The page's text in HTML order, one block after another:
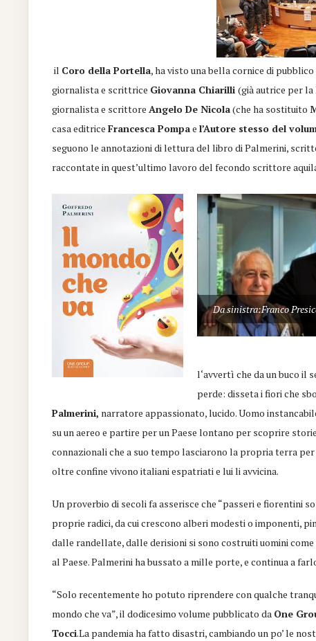
il Coro della Portella, ha visto una bella cornice di
giornalista e scrittrice Giovanna Chiarilli (già autrice per la
giornalista e scrittoreAngelo De Nicola(che ha sostituito
casaeditriceFrancesca Pompael’Autore stesso del
seguono le annotazioni di lettura del libro di Palmerini,
raccontate in quest’ultimo lavoro delfecondo scrittore
Da sinistra:Franco
l‘avvertì che da un buco il
perde: disseta i fiori che
Palmerini, narratore appassionato, lucido. Uomo
su un aereo e partire per un Paese lontano per scoprire
connazionali che a suo tempo lasciarono la propria terra
oltre confine vivono italianiespatriatie lui li avvicina.
Un proverbio di secoli fa asserisce che “passeri e fiorentini
proprie radici, da cui crescono alberi modesti o imponenti,
dalle randellate, dalle derisioni si sono costruiti uomini
al Paese. Palmerini ha bussato a mille porte, e continua a
“Solo recentemente ho potuto riprendere con qualche
mondo che va”, il dodicesimo volume pubblicato da One
Tocci.La pandemia ha fatto disastri, cambiando un po’ le